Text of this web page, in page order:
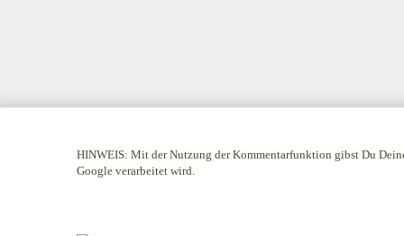
HINWEIS: Mit der Nutzung der Kommentarfunktion gibst Du
Google verarbeitet wird.